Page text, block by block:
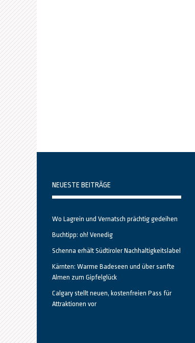
NEUESTE BEITRÄGE
Wo Lagrein und Vernatsch prächtig gedeihen
Buchtipp: oh! Venedig
Schenna erhält Südtiroler Nachhaltigkeitslabel
Kärnten: Warme Badeseen und über sanfte
Almen zum Gipfelglück
Calgary stellt neuen, kostenfreien Pass für
Attraktionen vor